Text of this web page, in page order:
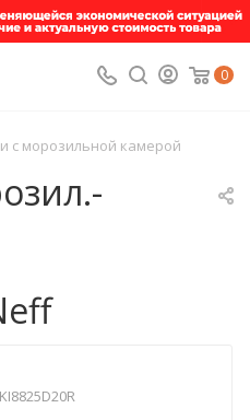
0
с морозильной камерой
KI8825D20R